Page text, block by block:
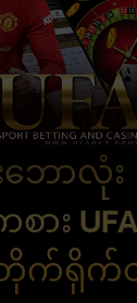
ောလုံး
ား
က်ရိုက်